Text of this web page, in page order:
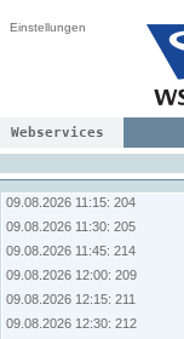
Einstellungen
Webservices
09.08.2026 09:30: 209
09.08.2026 10:30: 209
09.08.2026 10:45: 203
09.08.2026 11:00: 207
09.08.2026 11:15: 204
09.08.2026 11:30: 205
09.08.2026 11:45: 214
09.08.2026 12:00: 209
09.08.2026 12:15: 211
09.08.2026 12:30: 212